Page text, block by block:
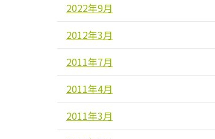
2022年9月
2012年3月
2011年7月
2011年4月
2011年3月